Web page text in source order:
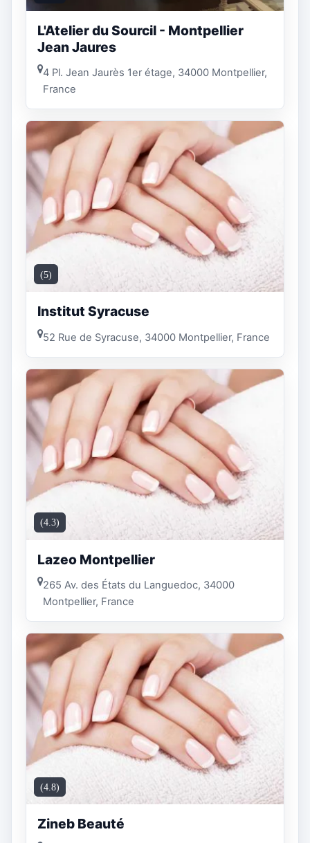
L'Atelier du Sourcil - Montpellier
Jean Jaures
4 Pl. Jean Jaurès 1er étage, 34000 Montpellier,
France
(5)
Institut Syracuse
52 Rue de Syracuse, 34000 Montpellier, France
(4.3)
Lazeo Montpellier
265 Av. des États du Languedoc, 34000
Montpellier, France
(4.8)
Zineb Beauté